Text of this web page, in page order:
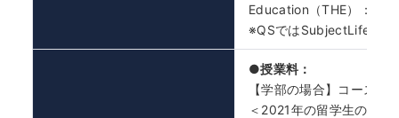
Education（THE）：
※QSではSubjectLife
●授業料：
【学部の場合】コース
＜2021年の留学生の授業